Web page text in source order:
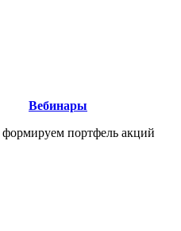
Вебинары
портфель акций